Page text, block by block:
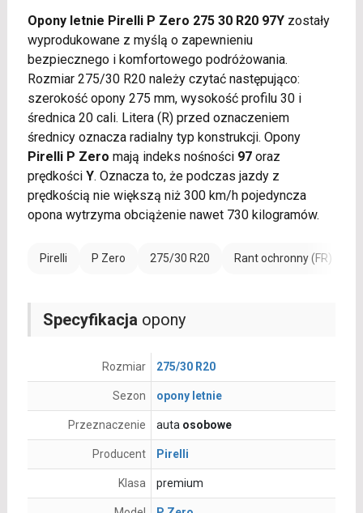
Opony letnie Pirelli P Zero 275 30 R20 97Yzostały
wyprodukowane z myślą o zapewnieniu
bezpiecznego i komfortowego podróżowania.
Rozmiar 275/30 R20 należy czytać następująco:
szerokość opony 275 mm, wysokość profilu 30 i
średnica 20 cali. Litera (R) przed oznaczeniem
średnicy oznacza radialny typ konstrukcji. Opony
Pirelli P Zero mają indeks nośności 97oraz
prędkości Y. Oznacza to, że podczas jazdy z
prędkością nie większą niż 300 km/h pojedyncza
opona wytrzyma obciążenie nawet 730 kilogramów.
Pirelli P Zero 275/30 R20 Rant ochronny (FR)
Specyfikacja opony
Rozmiar 275/30 R20
Sezon opony letnie
Przeznaczenie auta osobowe
Producent Pirelli
Klasa premium